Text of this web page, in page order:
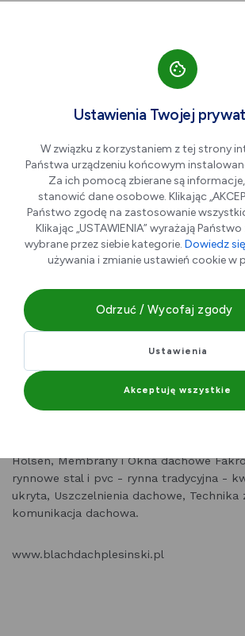
BLACH-DACH Mariusz
Działamy na polskim rynku od 2009
sprzedażą pokryć dachowych oraz
niezbędnych do ich wykonania.
Blachodachówki i Blachy trapezowe
producentów, Wykonujemy obróbki
Holsen, Membrany i Okna dachowe
rynnowe stal i pvc - rynna tradycyjna -
ukryta, Uszczelnienia dachowe, Technika
komunikacja dachowa.
www.blachdachplesinski.pl
Ustawienia Twojej
W związku z korzystaniem z tej strony
Państwa urządzeniu końcowym
Za ich pomocą zbierane są
stanowić dane osobowe. Klikając
Państwo zgodę na zastosowanie
Klikając „USTAWIENIA” wyrażają
wybrane przez siebie kategorie. Dowiedz
używania i zmianie ustawień cookie w
Odrzuć / Wycofaj zgody
Ustawienia
Akceptuję wszystkie